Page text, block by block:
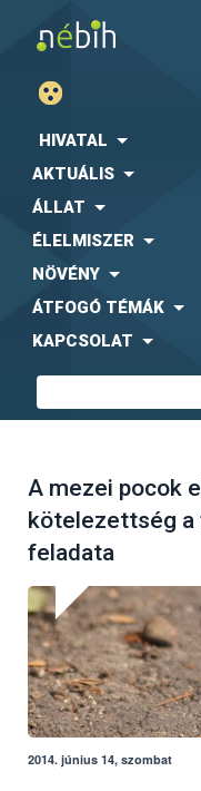
HIVATAL
AKTUÁLIS
ÁLLAT
ÉLELMISZER
NÖVÉNY
ÁTFOGÓ TÉMÁK
KAPCSOLAT
A mezei pocok
kötelezettség a
feladata
2014. június 14, szombat